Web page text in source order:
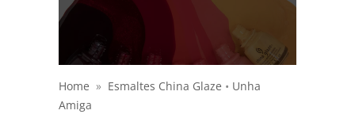
Home » Esmaltes China Glaze • Unha
Amiga